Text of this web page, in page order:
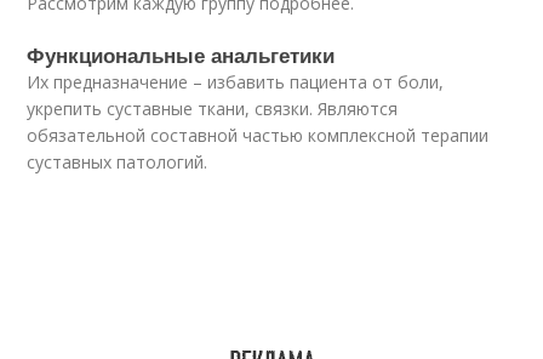
Функциональные анальгетики
Их предназначение – избавить пациента от боли,
укрепить суставные ткани, связки. Являются
обязательной составной частью комплексной терапии
суставных патологий.